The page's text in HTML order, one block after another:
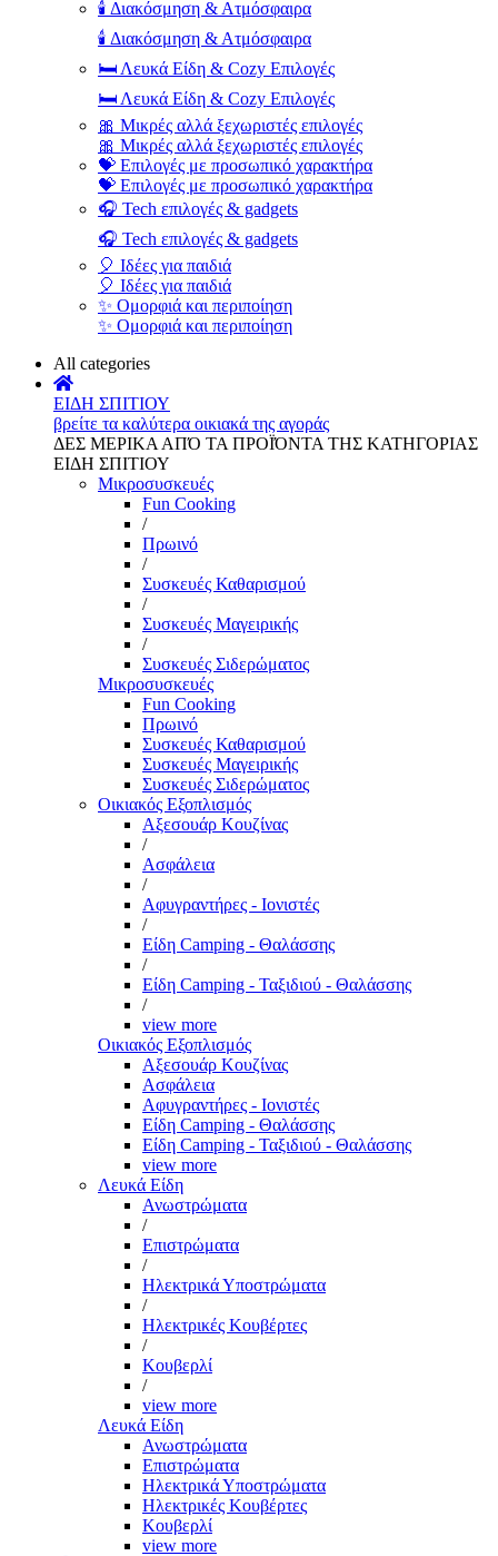
🕯️ Διακόσμηση & Ατμόσφαιρα
🕯️ Διακόσμηση & Ατμόσφαιρα
🛏️ Λευκά Είδη & Cozy Επιλογές
🛏️ Λευκά Είδη & Cozy Επιλογές
🎀 Μικρές αλλά ξεχωριστές επιλογές
🎀 Μικρές αλλά ξεχωριστές επιλογές
💝 Επιλογές με προσωπικό χαρακτήρα
💝 Επιλογές με προσωπικό χαρακτήρα
🎧 Tech επιλογές & gadgets
🎧 Tech επιλογές & gadgets
🎈 Ιδέες για παιδιά
🎈 Ιδέες για παιδιά
✨ Ομορφιά και περιποίηση
✨ Ομορφιά και περιποίηση
All categories
ΕΙΔΗ ΣΠΙΤΙΟΥ
βρείτε τα καλύτερα οικιακά της αγοράς
ΔΕΣ ΜΕΡΙΚΑ ΑΠΌ ΤΑ ΠΡΟΪΌΝΤΑ ΤΗΣ ΚΑΤΗΓΟΡΙΑΣ
ΕΙΔΗ ΣΠΙΤΙΟΥ
Μικροσυσκευές
Fun Cooking
/
Πρωινό
/
Συσκευές Καθαρισμού
/
Συσκευές Μαγειρικής
/
Συσκευές Σιδερώματος
Μικροσυσκευές
Fun Cooking
Πρωινό
Συσκευές Καθαρισμού
Συσκευές Μαγειρικής
Συσκευές Σιδερώματος
Οικιακός Εξοπλισμός
Αξεσουάρ Κουζίνας
/
Ασφάλεια
/
Αφυγραντήρες - Ιονιστές
/
Είδη Camping - Θαλάσσης
/
Είδη Camping - Ταξιδιού - Θαλάσσης
/
view more
Οικιακός Εξοπλισμός
Αξεσουάρ Κουζίνας
Ασφάλεια
Αφυγραντήρες - Ιονιστές
Είδη Camping - Θαλάσσης
Είδη Camping - Ταξιδιού - Θαλάσσης
view more
Λευκά Είδη
Ανωστρώματα
/
Επιστρώματα
/
Ηλεκτρικά Υποστρώματα
/
Ηλεκτρικές Κουβέρτες
/
Κουβερλί
/
view more
Λευκά Είδη
Ανωστρώματα
Επιστρώματα
Ηλεκτρικά Υποστρώματα
Ηλεκτρικές Κουβέρτες
Κουβερλί
view more